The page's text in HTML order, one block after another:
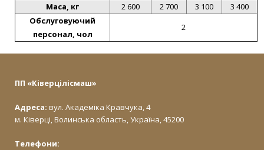
Маса, кг
2 600 2 700 3 100
3 400
Обслуговуючий
персонал, чол
2
ПП «Ківерцілісмаш»
Адреса: вул. Академіка Кравчука, 4
м. Ківерці, Волинська область, Україна, 45200
Телефони: